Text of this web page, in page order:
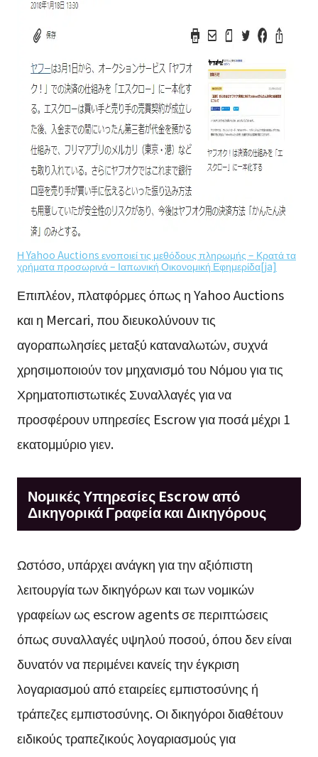
Η Yahoo Auctions ενοποιεί τις μεθόδους πληρωμής – Κρατά τα
χρήματα προσωρινά – Ιαπωνική Οικονομική Εφημερίδα[ja]
Επιπλέον, πλατφόρμες όπως η Yahoo Auctions
και η Mercari, που διευκολύνουν τις
αγοραπωλησίες μεταξύ καταναλωτών, συχνά
χρησιμοποιούν τον μηχανισμό του Νόμου για τις
Χρηματοπιστωτικές Συναλλαγές για να
προσφέρουν υπηρεσίες Escrow για ποσά μέχρι 1
εκατομμύριο γιεν.
Νομικές Υπηρεσίες Escrow από
Δικηγορικά Γραφεία και Δικηγόρους
Ωστόσο, υπάρχει ανάγκη για την αξιόπιστη
λειτουργία των δικηγόρων και των νομικών
γραφείων ως escrow agents σε περιπτώσεις
όπως συναλλαγές υψηλού ποσού, όπου δεν είναι
δυνατόν να περιμένει κανείς την έγκριση
λογαριασμού από εταιρείες εμπιστοσύνης ή
τράπεζες εμπιστοσύνης. Οι δικηγόροι διαθέτουν
ειδικούς τραπεζικούς λογαριασμούς για